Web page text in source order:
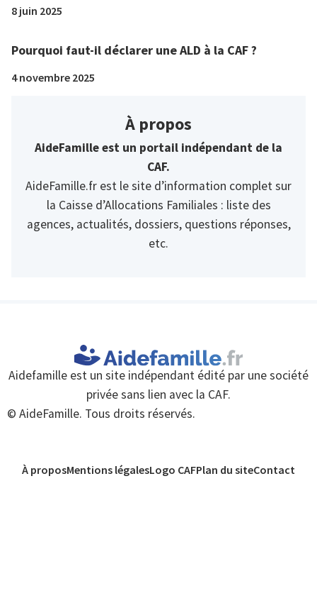
8 juin 2025
Pourquoi faut-il déclarer une ALD à la CAF ?
4 novembre 2025
À propos
AideFamille est un portail indépendant de la
CAF.
AideFamille.fr est le site d’information complet sur
la Caisse d’Allocations Familiales : liste des
agences, actualités, dossiers, questions réponses,
etc.
Aidefamille est un site indépendant édité par une société
privée sans lien avec la CAF.
© AideFamille. Tous droits réservés.
À proposMentions légalesLogo CAFPlan du siteContact